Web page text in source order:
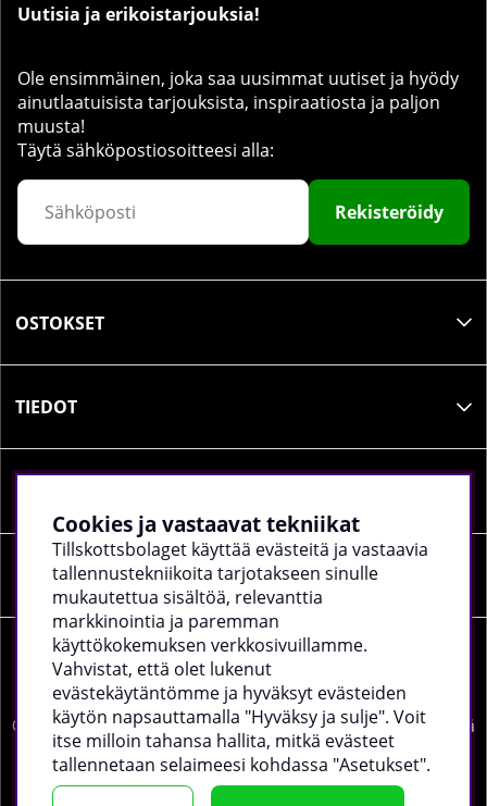
Uutisia ja erikoistarjouksia!
Ole ensimmäinen, joka saa uusimmat uutiset ja hyödy
ainutlaatuisista tarjouksista, inspiraatiosta ja paljon
muusta!
Täytä sähköpostiosoitteesi alla:
Rekisteröidy
OSTOKSET
TIEDOT
YRITYKSEN TIEDOT
© 2026 tillskottsbolaget.fi. Käytämme evästeitä -lue lisää
täältä.
Cookies ja vastaavat tekniikat
Tillskottsbolaget käyttää evästeitä ja vastaavia
tallennustekniikoita tarjotakseen sinulle
mukautettua sisältöä, relevanttia
markkinointia ja paremman
käyttökokemuksen verkkosivuillamme.
Vahvistat, että olet lukenut
evästekäytäntömme ja hyväksyt evästeiden
käytön napsauttamalla "Hyväksy ja sulje". Voit
itse milloin tahansa hallita, mitkä evästeet
tallennetaan selaimeesi kohdassa "Asetukset".